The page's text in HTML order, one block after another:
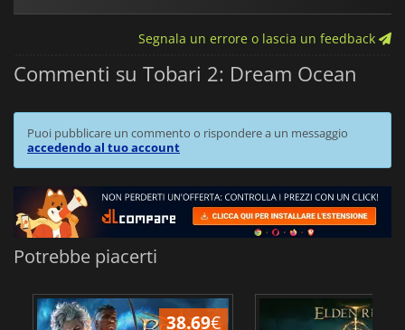
Segnala un errore o lascia un feedback
Commenti su Tobari 2: Dream Ocean
Puoi pubblicare un commento o rispondere a un messaggio
accedendo al tuo account
Potrebbe piacerti
38.69€